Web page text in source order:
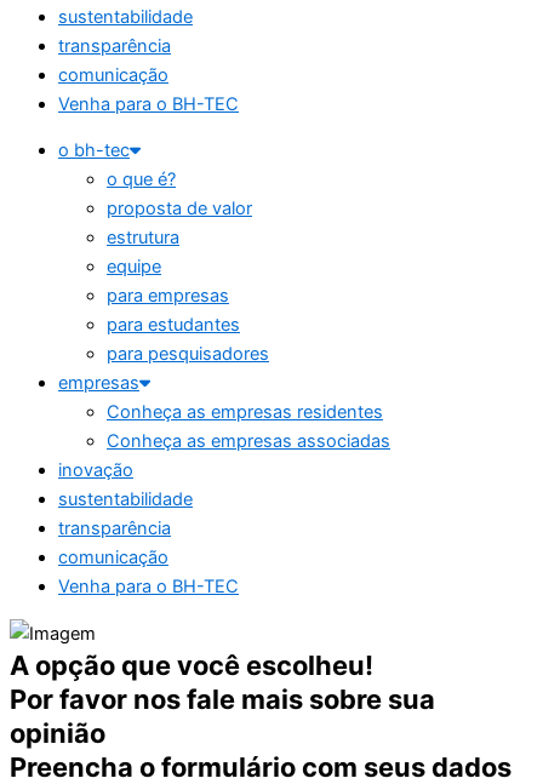
sustentabilidade
transparência
comunicação
Venha para o BH-TEC
o bh-tec
o que é?
proposta de valor
estrutura
equipe
para empresas
para estudantes
para pesquisadores
empresas
Conheça as empresas residentes
Conheça as empresas associadas
inovação
sustentabilidade
transparência
comunicação
Venha para o BH-TEC
A opção que você escolheu!
Por favor nos fale mais sobre sua
opinião
Preencha o formulário com seus dados